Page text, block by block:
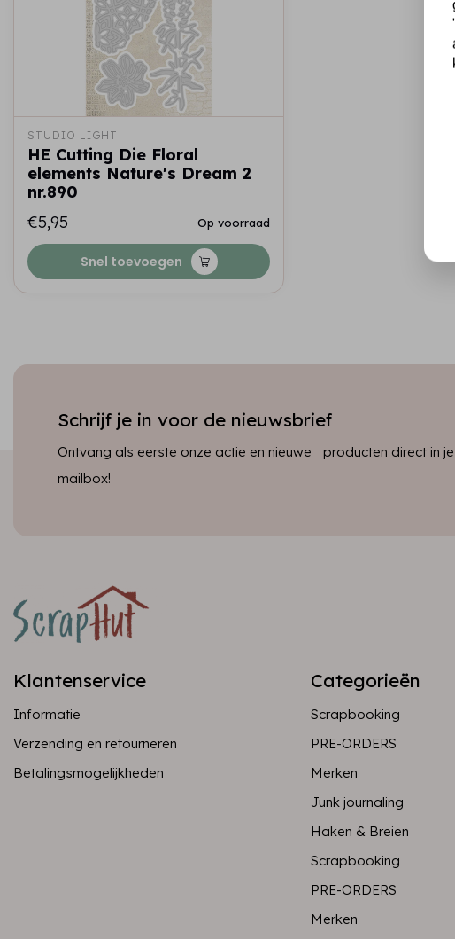
STUDIO LIGHT
HE Cutting Die Floral
elements Nature's Dream 2
nr.890
€5,95
Op voorraad
Snel toevoegen
Schrijf je in voor de nieuwsbrief
Ontvang als eerste onze actie en nieuwe producten direct in je
mailbox!
Klantenservice
Informatie
Verzending en retourneren
Betalingsmogelijkheden
Categorieën
Scrapbooking
PRE-ORDERS
Merken
Junk journaling
Haken & Breien
Scrapbooking
PRE-ORDERS
Merken